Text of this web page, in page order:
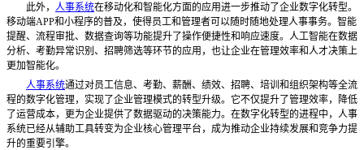
此外， 人事系统在移动化和智能化方面的应用进一步推动了企业数字化转型。
移动端APP和小程序的普及，使得员工和管理者可以随时随地处理人事事务。智能
提醒、流程审批、数据查询等功能提升了操作便捷性和响应速度。人工智能在数据
分析、考勤异常识别、招聘筛选等环节的应用，也让企业在管理效率和人才决策上
更加智能化。
人事系统通过对员工信息、考勤、薪酬、绩效、招聘、培训和组织架构等全流
程的数字化管理，实现了企业管理模式的转型升级。它不仅提升了管理效率，降低
了运营成本，更为企业提供了数据驱动的决策能力。在数字化转型的进程中，人事
系统已经从辅助工具转变为企业核心管理平台，成为推动企业持续发展和竞争力提
升的重要引擎。